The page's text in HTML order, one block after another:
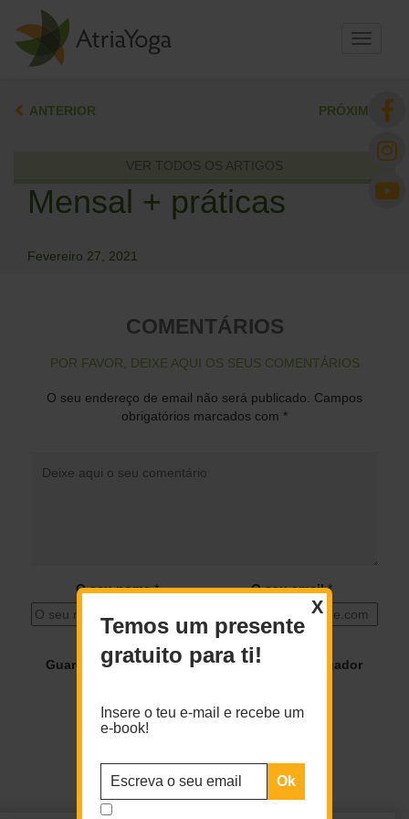
Toggle
ANTERIOR PRÓXIMO
VER TODOS OS ARTIGOS
Mensal + práticas
Fevereiro 27, 2021
COMENTÁRIOS
POR FAVOR, DEIXE AQUI OS SEUS COMENTÁRIOS
O seu endereço de email não será publicado.
Campos
obrigatórios marcados com *
O seu nome * O seu email *
Guardar o meu nome, email e site neste navegador
Temos um presente
gratuito para ti!
Insere o teu e-mail e recebe um
e-book!
X